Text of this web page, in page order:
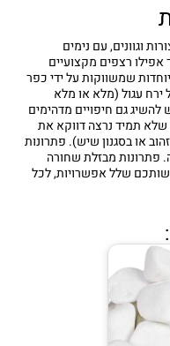
וגוונים, עם נימים
אפילו רצפים מקצועיים
שמשווקות על ידי כפר
ירח עגול (מלא או מלא
גם חיפויים מדהימים
שלא תמיד נרצה דווקא את
או בסגנון שיש). פתרונות
פתרונות מבזלת שחורה
שלל אפשרויות, לכל